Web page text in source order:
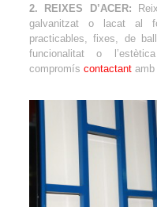
2. REIXES D’ACER:
galvanitzat o lacat al
practicables, fixes, de
funcionalitat o
compromís contactant amb